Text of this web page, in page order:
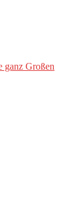
ganz Großen